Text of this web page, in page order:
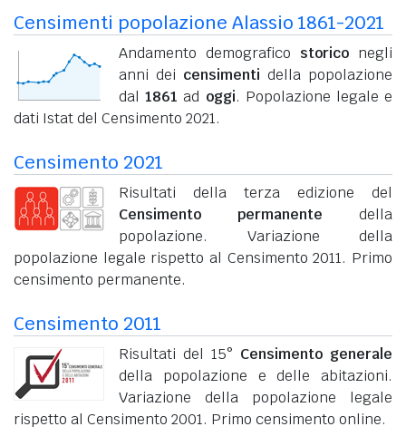
Censimenti popolazione Alassio 1861-2021
Andamento demografico storico negli
anni dei censimenti della popolazione
dal1861 ad oggi. Popolazione legale e
dati Istat del Censimento 2021.
Censimento 2021
Risultati della terza edizione del
Censimento permanente della
popolazione. Variazione della
popolazione legale rispetto al Censimento 2011. Primo
censimento permanente.
Censimento 2011
Risultati del 15° Censimento generale
della popolazione e delle abitazioni.
Variazione della popolazione legale
rispetto al Censimento 2001. Primo censimento online.